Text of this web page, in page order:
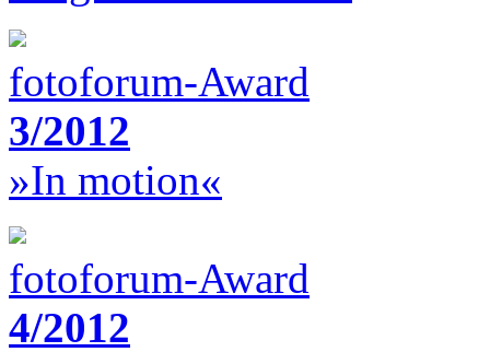
fotoforum-Award
3/2012
»In motion«
fotoforum-Award
4/2012